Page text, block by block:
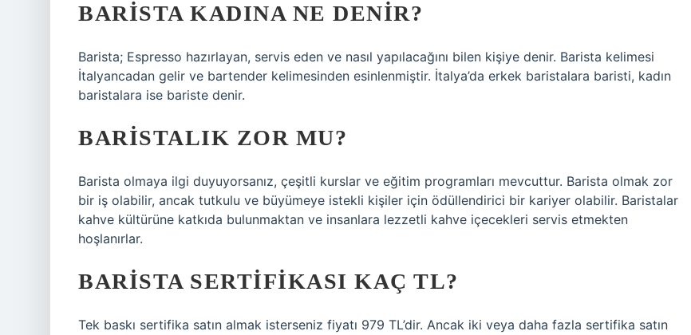
BARISTA KADINA NE DENIR?
Barista; Espresso hazırlayan, servis eden ve nasıl yapılacağını bilen kişiye denir. Barista kelimesi
İtalyancadan gelir ve bartender kelimesinden esinlenmiştir. İtalya’da erkek baristalara baristi, kadın
baristalara ise bariste denir.
BARISTALIK ZOR MU?
Barista olmaya ilgi duyuyorsanız, çeşitli kurslar ve eğitim programları mevcuttur. Barista olmak zor
bir iş olabilir, ancak tutkulu ve büyümeye istekli kişiler için ödüllendirici bir kariyer olabilir. Baristalar
kahve kültürüne katkıda bulunmaktan ve insanlara lezzetli kahve içecekleri servis etmekten
hoşlanırlar.
BARISTA SERTIFIKASI KAÇ TL?
Tek baskı sertifika satın almak isterseniz fiyatı 979 TL’dir. Ancak iki veya daha fazla sertifika satın